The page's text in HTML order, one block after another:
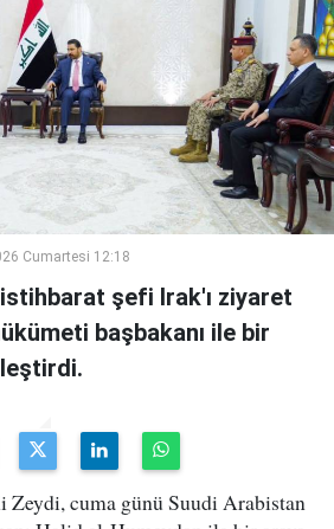
Cumartesi 12:18
şefi Irak'ı ziyaret
başbakanı ile bir
Zeydi, cuma günü Suudi Arabistan